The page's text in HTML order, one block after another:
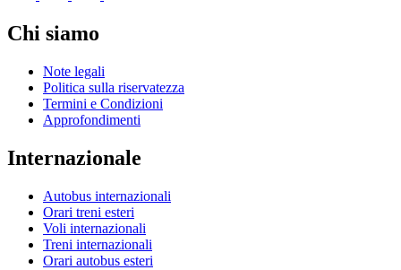
Chi siamo
Note legali
Politica sulla riservatezza
Termini e Condizioni
Approfondimenti
Internazionale
Autobus internazionali
Orari treni esteri
Voli internazionali
Treni internazionali
Orari autobus esteri